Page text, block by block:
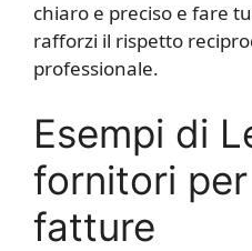
chiaro e preciso e fare
rafforzi il rispetto
professionale.
Esempi di
fornitori
fatture